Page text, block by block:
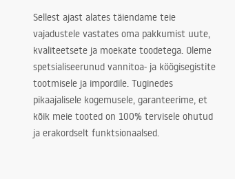
Sellest ajast alates täiendame teie
vajadustele vastates oma pakkumist uute,
kvaliteetsete ja moekate toodetega. Oleme
spetsialiseerunud vannitoa- ja köögisegistite
tootmisele ja impordile. Tuginedes
pikaajalisele kogemusele, garanteerime, et
kõik meie tooted on 100% tervisele ohutud
ja erakordselt funktsionaalsed.